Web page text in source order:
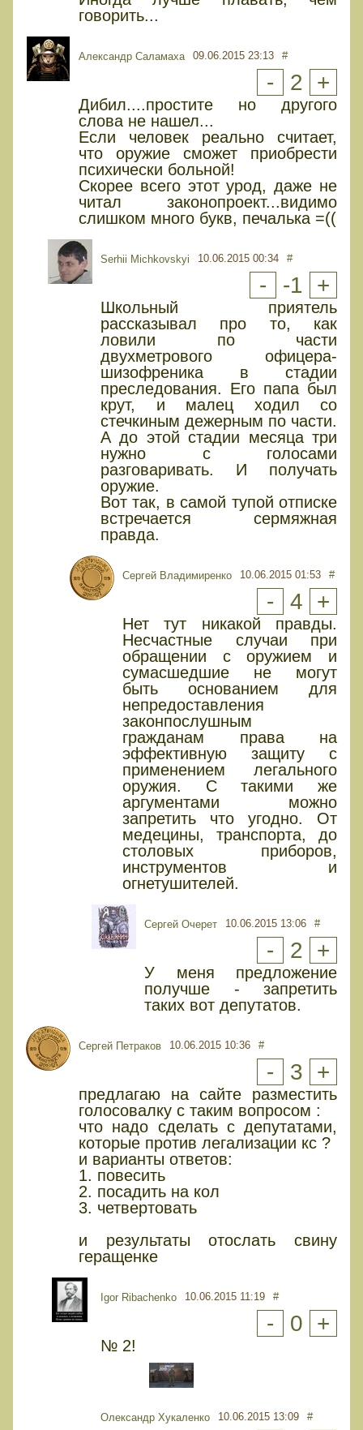
говорить...
Александр Саламаха 09.06.2015 23:13 #
- 2 +
Дибил....простите но другого
слова не нашел...
Если человек реально считает,
что оружие сможет приобрести
психически больной!
Скорее всего этот урод, даже не
читал законопроект...видимо
слишком много букв, печалька =((
Serhii Michkovskyi 10.06.2015 00:34 #
- -1 +
Школьный приятель
рассказывал про то, как
ловили по части
двухметрового офицера-
шизофреника в стадии
преследования. Его папа был
крут, и малец ходил со
стечкиным дежерным по части.
А до этой стадии месяца три
нужно с голосами
разговаривать. И получать
оружие.
Вот так, в самой тупой отписке
встречается сермяжная
правда.
Сергей Владимиренко 10.06.2015 01:53 #
- 4 +
Нет тут никакой правды.
Несчастные случаи при
обращении с оружием и
сумасшедшие не могут
быть основанием для
непредоставления
законпослушным
гражданам права на
эффективную защиту с
применением легального
оружия. С такими же
аргументами можно
запретить что угодно. От
медецины, транспорта, до
столовых приборов,
инструментов и
огнетушителей.
Сергей Очерет 10.06.2015 13:06 #
- 2 +
У меня предложение
получше - запретить
таких вот депутатов.
Сергей Петраков 10.06.2015 10:36 #
- 3 +
предлагаю на сайте разместить
голосовалку с таким вопросом :
что надо сделать с депутатами,
которые против легализации кс ?
и варианты ответов:
1. повесить
2. посадить на кол
3. четвертовать
и результаты отослать свину
геращенке
Igor Ribachenko 10.06.2015 11:19 #
- 0 +
№ 2!
Олександр Хукаленко 10.06.2015 13:09 #